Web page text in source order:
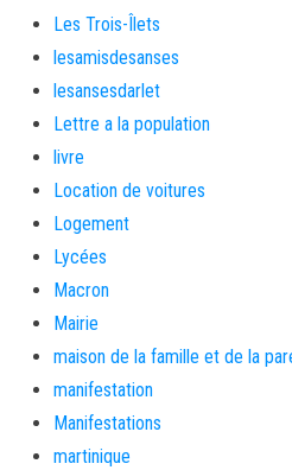
Les Trois-Îlets
lesamisdesanses
lesansesdarlet
Lettre a la population
livre
Location de voitures
Logement
Lycées
Macron
Mairie
maison de la famille et de la
manifestation
Manifestations
martinique